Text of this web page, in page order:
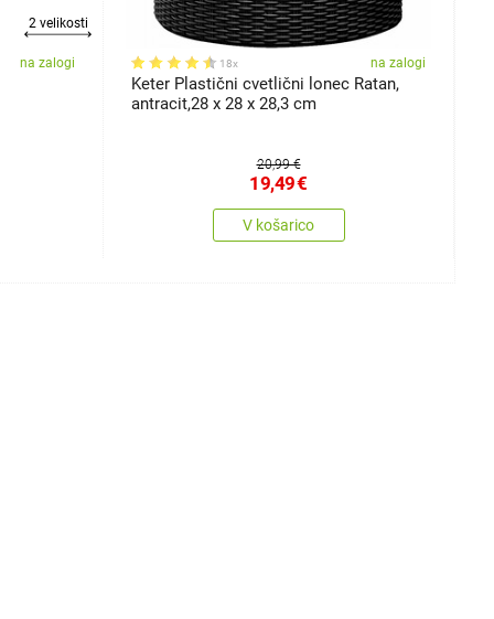
2 velikosti
na zalogi 18x na zalogi
Keter Plastični cvetlični lonec Ratan,
antracit,28 x 28 x 28,3 cm
20,99 €
19,49€
V košarico